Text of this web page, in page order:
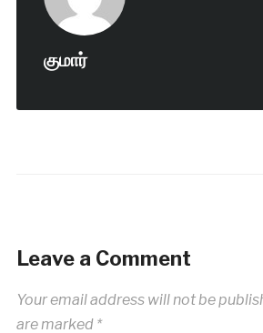
குமார்
Leave a Comment
Your email address will not be
are marked *